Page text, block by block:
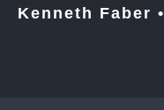
Kenneth Faber •